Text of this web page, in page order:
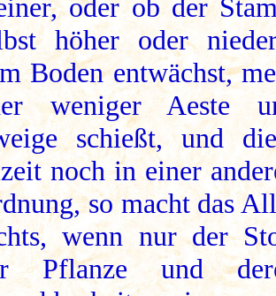
oder ob der
höher oder
Boden entwächst,
weniger Aeste
schießt, und
noch in einer
so macht das
wenn nur der
Pflanze und